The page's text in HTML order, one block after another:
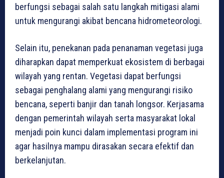
berfungsi sebagai salah satu langkah mitigasi alami
untuk mengurangi akibat bencana hidrometeorologi.
Selain itu, penekanan pada penanaman vegetasi juga
diharapkan dapat memperkuat ekosistem di berbagai
wilayah yang rentan. Vegetasi dapat berfungsi
sebagai penghalang alami yang mengurangi risiko
bencana, seperti banjir dan tanah longsor. Kerjasama
dengan pemerintah wilayah serta masyarakat lokal
menjadi poin kunci dalam implementasi program ini
agar hasilnya mampu dirasakan secara efektif dan
berkelanjutan.